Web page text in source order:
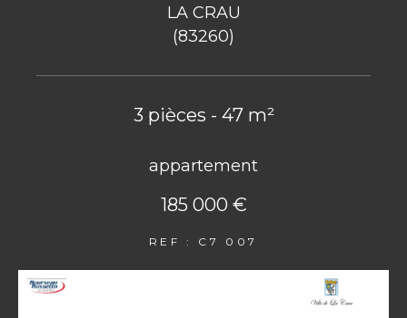
LA CRAU
(83260)
3 pièces - 47 m²
appartement
185 000 €
REF : C7 007